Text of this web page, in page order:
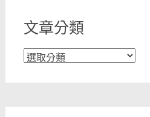
文章分類
文